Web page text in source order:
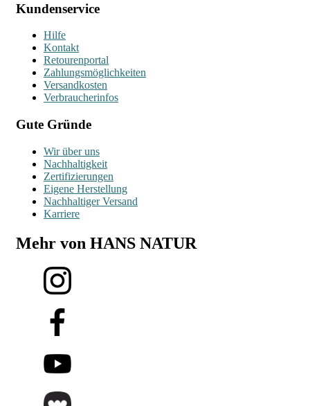
Kundenservice
Hilfe
Kontakt
Retourenportal
Zahlungsmöglichkeiten
Versandkosten
Verbraucherinfos
Gute Gründe
Wir über uns
Nachhaltigkeit
Zertifizierungen
Eigene Herstellung
Nachhaltiger Versand
Karriere
Mehr von HANS NATUR